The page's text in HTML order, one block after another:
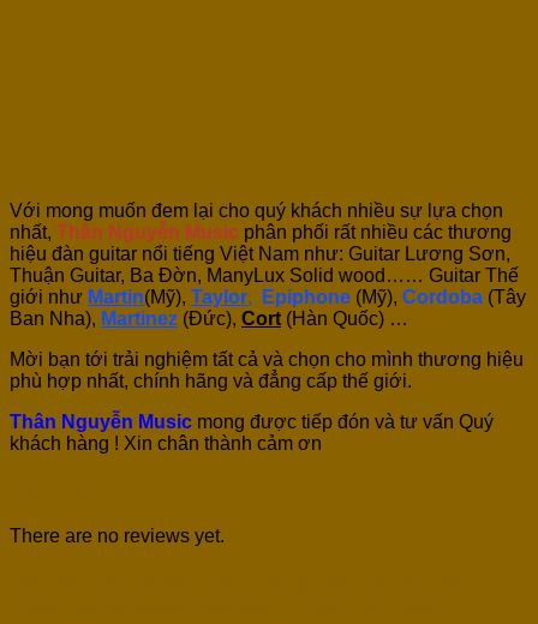
Với mong muốn đem lại cho quý khách nhiều sự lựa chọn
nhất, Thân Nguyễn Music phân phối rất nhiều các thương
hiệu đàn guitar nổi tiếng Việt Nam như: Guitar Lương Sơn,
Thuận Guitar, Ba Đờn, ManyLux Solid wood…… Guitar Thế
giới như Martin(Mỹ), Taylor, Epiphone (Mỹ), Cordoba (Tây
Ban Nha), Martinez (Đức), Cort (Hàn Quốc) …
Mời bạn tới trải nghiệm tất cả và chọn cho mình thương hiệu
phù hợp nhất, chính hãng và đẳng cấp thế giới.
Thân Nguyễn Music mong được tiếp đón và tư vấn Quý
khách hàng ! Xin chân thành cảm ơn
There are no reviews yet.